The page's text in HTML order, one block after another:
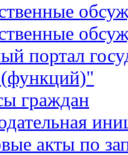
портал
(функций)"
граждан
акты по